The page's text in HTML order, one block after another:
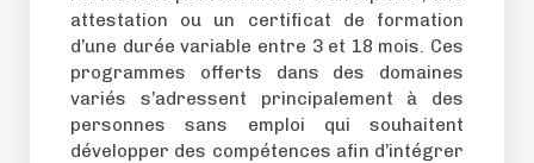
attestation ou un certificat de formation
d’une durée variable entre 3 et 18 mois. Ces
programmes offerts dans des domaines
variés s’adressent principalement à des
personnes sans emploi qui souhaitent
développer des compétences afin d’intégrer